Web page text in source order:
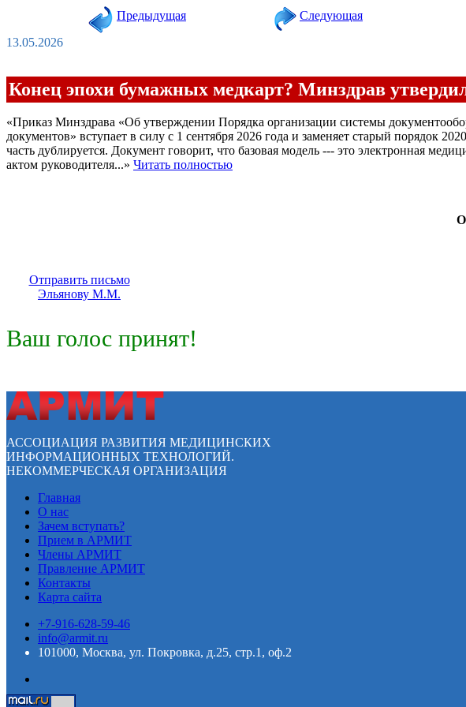
Предыдущая
Следующая
13.05.2026
Конец эпохи бумажных медкарт? Минздрав
«Приказ Минздрава «Об утверждении Порядка организации системы
документов» вступает в силу с 1 сентября 2026 года и заменяет старый порядок
часть дублируется. Документ говорит, что базовая модель --- это электронная
актом руководителя...» Читать полностью
Отправить письмо
Эльянову М.М.
Ваш голос принят!
АССОЦИАЦИЯ РАЗВИТИЯ МЕДИЦИНСКИХ
ИНФОРМАЦИОННЫХ ТЕХНОЛОГИЙ.
НЕКОММЕРЧЕСКАЯ ОРГАНИЗАЦИЯ
Главная
О нас
Зачем вступать?
Прием в АРМИТ
Члены АРМИТ
Правление АРМИТ
Контакты
Карта сайта
+7-916-628-59-46
info@armit.ru
101000, Москва, ул. Покровка, д.25, стр.1, оф.2